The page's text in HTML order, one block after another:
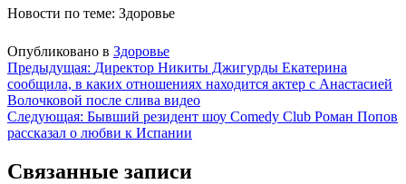
Новости по теме: Здоровье
Опубликовано в Здоровье
Навигация
по
записям
Предыдущая: Директор Никиты Джигурды Екатерина
сообщила, в каких отношениях находится актер с Анастасией
Волочковой после слива видео
Следующая: Бывший резидент шоу Comedy Club Роман Попов
рассказал о любви к Испании
Связанные записи